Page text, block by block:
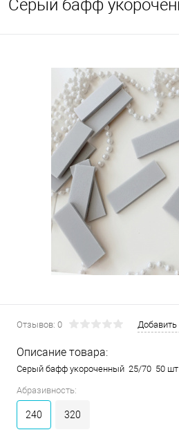
Cерый бафф
Отзывов: 0
Описание товара:
Cерый бафф укороченный 25/70 50 шт
Абразивность:
240 320